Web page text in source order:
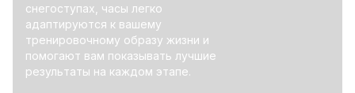
снегоступах, часы легко
адаптируются к вашему
тренировочному образу жизни и
помогают вам показывать лучшие
результаты на каждом этапе.